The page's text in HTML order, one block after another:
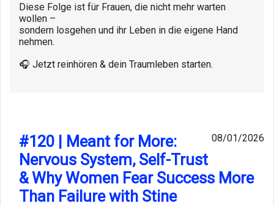
Diese Folge ist für Frauen, die nicht mehr warten
wollen –
sondern losgehen und ihr Leben in die eigene Hand
nehmen.
🎧 Jetzt reinhören & dein Traumleben starten.
08/01/2026
#120 | Meant for More:
Nervous System, Self-Trust
& Why Women Fear Success More
Than Failure with Stine